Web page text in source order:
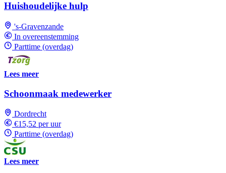
Huishoudelijke hulp
's-Gravenzande
In overeenstemming
Parttime (overdag)
Lees meer
Schoonmaak medewerker
Dordrecht
€15,52 per uur
Parttime (overdag)
Lees meer